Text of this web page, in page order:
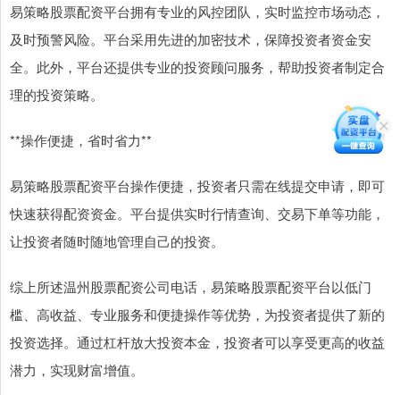
易策略股票配资平台拥有专业的风控团队，实时监控市场动态，
及时预警风险。平台采用先进的加密技术，保障投资者资金安
全。此外，平台还提供专业的投资顾问服务，帮助投资者制定合
理的投资策略。
**操作便捷，省时省力**
易策略股票配资平台操作便捷，投资者只需在线提交申请，即可
快速获得配资资金。平台提供实时行情查询、交易下单等功能，
让投资者随时随地管理自己的投资。
综上所述温州股票配资公司电话，易策略股票配资平台以低门
槛、高收益、专业服务和便捷操作等优势，为投资者提供了新的
投资选择。通过杠杆放大投资本金，投资者可以享受更高的收益
潜力，实现财富增值。